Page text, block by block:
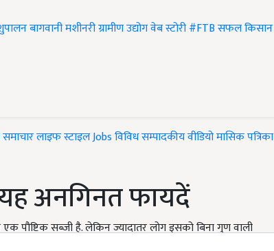
बागवानीमशीनरीग्रामीण उद्योगवेब स्टोरी#FTBसफल किसान
लाइफ स्टाइलJobsविविधसम्पादकीयवीडियोमासिक पत्रिका
अनगिनत फायदें
सब्जी है. लेकिन ज्यादातर लोग इसको बिना गुण वाली